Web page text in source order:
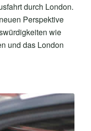
durch London.
Perspektive
wie
und das London